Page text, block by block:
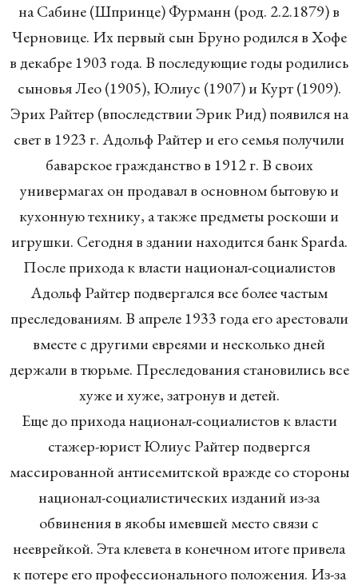
на Сабине (Шпринце) Фурманн (род. 2.2.1879) в
Черновице. Их первый сын Бруно родился в Хофе
в декабре 1903 года. В последующие годы родились
сыновья Лео (1905), Юлиус (1907) и Курт (1909).
Эрих Райтер (впоследствии Эрик Рид) появился на
свет в 1923 г. Адольф Райтер и его семья получили
баварское гражданство в 1912 г. В своих
универмагах он продавал в основном бытовую и
кухонную технику, а также предметы роскоши и
игрушки. Сегодня в здании находится банк Sparda.
После прихода к власти национал-социалистов
Адольф Райтер подвергался все более частым
преследованиям. В апреле 1933 года его арестовали
вместе с другими евреями и несколько дней
держали в тюрьме. Преследования становились все
хуже и хуже, затронув и детей.
Еще до прихода национал-социалистов к власти
стажер-юрист Юлиус Райтер подвергся
массированной антисемитской вражде со стороны
национал-социалистических изданий из-за
обвинения в якобы имевшей место связи с
нееврейкой. Эта клевета в конечном итоге привела
к потере его профессионального положения. Из-за